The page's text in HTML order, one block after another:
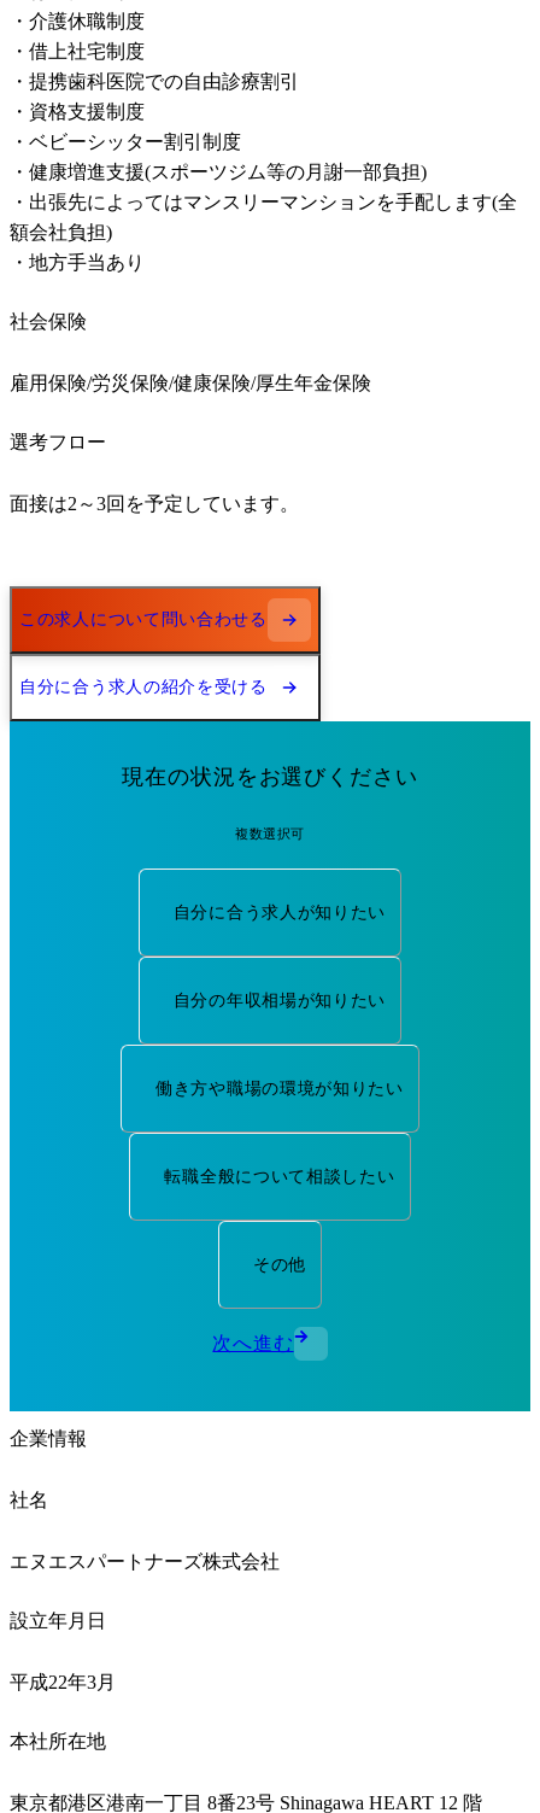
・介護休職制度
・借上社宅制度
・提携歯科医院での自由診療割引
・資格支援制度
・ベビーシッター割引制度
・健康増進支援(スポーツジム等の月謝一部負担)
・出張先によってはマンスリーマンションを手配します(全
額会社負担)
・地方手当あり
社会保険
雇用保険/労災保険/健康保険/厚生年金保険
選考フロー
面接は2～3回を予定しています。
この求人について問い合わせる
自分に合う求人の紹介を受ける
現在の状況をお選びください
複数選択可
自分に合う求人が知りたい
自分の年収相場が知りたい
働き方や職場の環境が知りたい
転職全般について相談したい
その他
次へ進む
企業情報
社名
エヌエスパートナーズ株式会社
設立年月日
平成22年3月
本社所在地
東京都港区港南一丁目 8番23号 Shinagawa HEART 12 階